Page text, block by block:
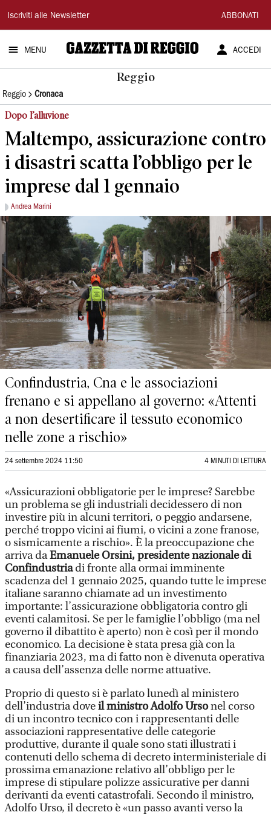
Gazzetta
di
Reggio
Iscriviti alle Newsletter ABBONATI
MENU ACCEDI
Reggio
Reggio Cronaca
Dopo l’alluvione
Maltempo, assicurazione contro
i disastri scatta l’obbligo per le
imprese dal 1 gennaio
Andrea Marini
Confindustria, Cna e le associazioni
frenano e si appellano al governo: «Attenti
a non desertificare il tessuto economico
nelle zone a rischio»
24 settembre 2024 11:50 4 MINUTI DI LETTURA
«Assicurazioni obbligatorie per le imprese? Sarebbe
un problema se gli industriali decidessero di non
investire più in alcuni territori, o peggio andarsene,
perché troppo vicini ai fiumi, o vicini a zone franose,
o sismicamente a rischio». È la preoccupazione che
arriva daEmanuele Orsini, presidente nazionale di
Confindustriadi fronte alla ormai imminente
scadenza del 1 gennaio 2025, quando tutte le imprese
italiane saranno chiamate ad un investimento
importante: l’assicurazione obbligatoria contro gli
eventi calamitosi. Se per le famiglie l’obbligo (ma nel
governo il dibattito è aperto) non è così per il mondo
economico. La decisione è stata presa già con la
finanziaria 2023, ma di fatto non è divenuta operativa
a causa dell’assenza delle norme attuative.
Proprio di questo si è parlato lunedì al ministero
dell’industria doveil ministro Adolfo Ursonel corso
di un incontro tecnico con i rappresentanti delle
associazioni rappresentative delle categorie
produttive, durante il quale sono stati illustrati i
contenuti dello schema di decreto interministeriale di
prossima emanazione relativo all’obbligo per le
imprese di stipulare polizze assicurative per danni
derivanti da eventi catastrofali. Secondo il ministro,
Adolfo Urso, il decreto è «un passo avanti verso la